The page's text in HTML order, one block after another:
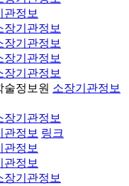
관정보
장기관정보
장기관정보
장기관정보
장기관정보
술정보원 소장기관정보
장기관정보
관정보 링크
관정보
관정보
장기관정보